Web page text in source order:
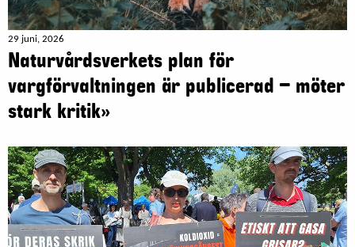
29 juni, 2026
Naturvårdsverkets plan för
vargförvaltningen är publicerad – möter
stark kritik»